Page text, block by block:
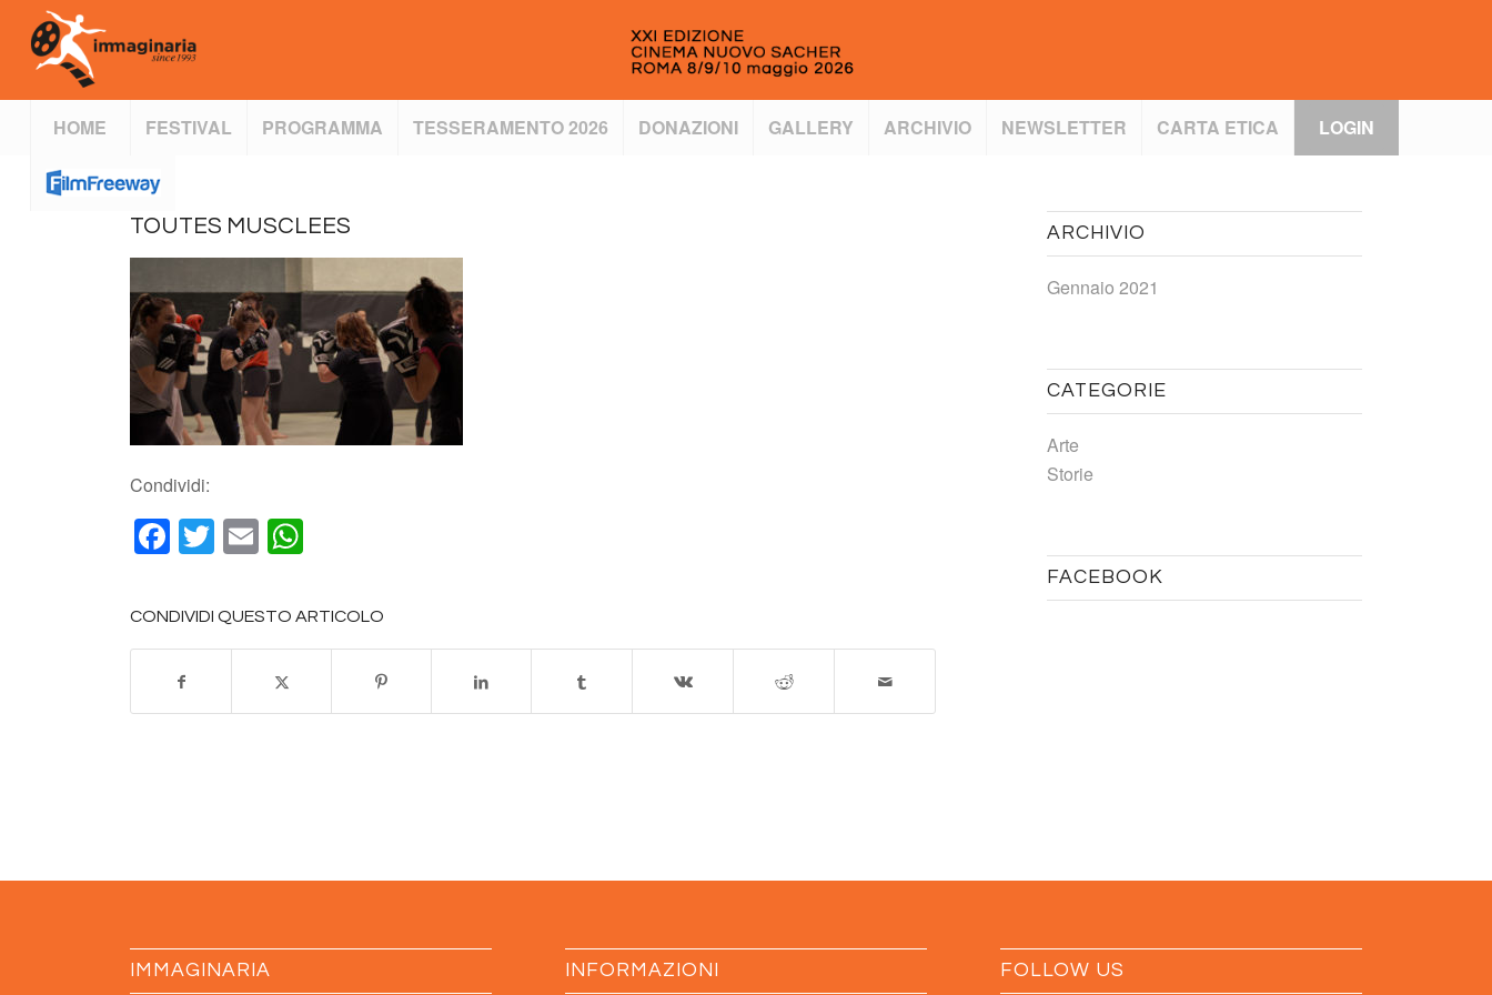
HOME FESTIVAL PROGRAMMA TESSERAMENTO 2026 DONAZIONI GALLERY ARCHIVIO NEWSLETTER CARTA ETICA LOGIN
TOUTES MUSCLEES
Condividi:
Facebook
Twitter
Email
CONDIVIDI QUESTO ARTICOLO
ARCHIVIO
Gennaio 2021
CATEGORIE
Arte
Storie
FACEBOOK
IMMAGINARIA INFORMAZIONI FOLLOW US